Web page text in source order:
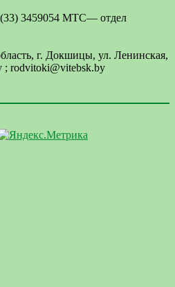
(33) 3459054 МТС— отдел
г. Докшицы, ул. Ленинская,
; rodvitoki@vitebsk.by